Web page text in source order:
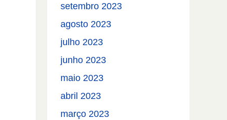
setembro 2023
agosto 2023
julho 2023
junho 2023
maio 2023
abril 2023
março 2023